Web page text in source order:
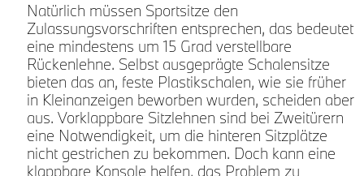
Natürlich müssen Sportsitze den
Zulassungsvorschriften entsprechen, das bedeutet
eine mindestens um 15 Grad verstellbare
Rückenlehne. Selbst ausgeprägte Schalensitze
bieten das an, feste Plastikschalen, wie sie früher
in Kleinanzeigen beworben wurden, scheiden aber
aus. Vorklappbare Sitzlehnen sind bei Zweitürern
eine Notwendigkeit, um die hinteren Sitzplätze
nicht gestrichen zu bekommen. Doch kann eine
klappbare Konsole helfen, das Problem zu